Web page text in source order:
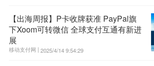
【出海周报】P卡收牌获准 PayPal旗
下Xoom可转微信 全球支付互通有新进
展
移动支付网 | 2025/4/14 9:54:29